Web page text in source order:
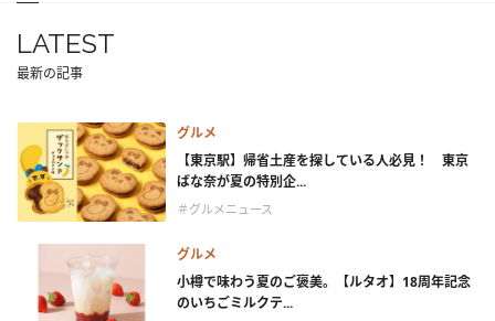
LATEST
最新の記事
グルメ
【東京駅】帰省土産を探している人必見！ 東京
ばな奈が夏の特別企...
＃グルメニュース
グルメ
小樽で味わう夏のご褒美。【ルタオ】18周年記念
のいちごミルクテ...